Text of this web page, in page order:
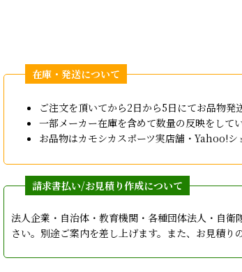
ご注文を頂いてから2日から5日にてお品物発
一部メーカー在庫を含めて数量の反映をして
お品物はカモシカスポーツ実店舗・Yahoo!
法人企業・自治体・教育機関・各種団体法人・自
さい。別途ご案内を差し上げます。また、お見積り